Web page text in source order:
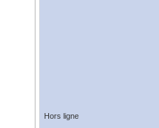
Hors ligne